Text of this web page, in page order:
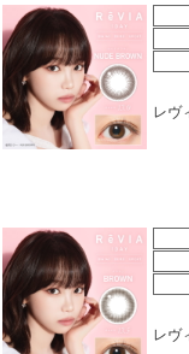
レヴ
レヴ